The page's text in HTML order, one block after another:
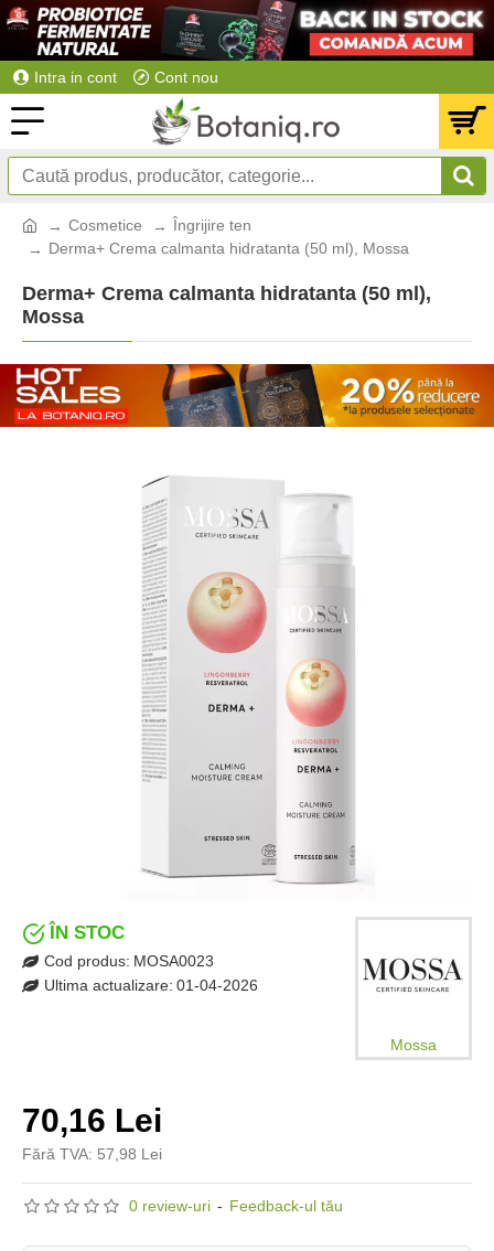
Intra in cont Cont nou
Cosmetice
Îngrijire ten
Derma+ Crema calmanta hidratanta (50 ml), Mossa
Derma+ Crema calmanta hidratanta (50 ml),
Mossa
0 review-uri - Feedback-ul tău
70,16 Lei
Fără TVA: 57,98 Lei
ÎN STOC
Cod produs: MOSA0023
Ultima actualizare: 01-04-2026
Mossa